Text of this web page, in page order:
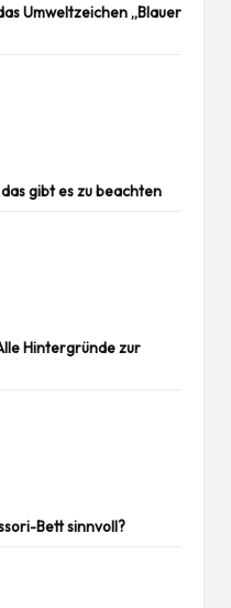
Umweltzeichen „Blauer
gibt es zu beachten
Hintergründe zur
Bett sinnvoll?